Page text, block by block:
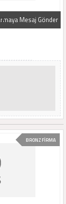
Mesaj Gönder
BRONZ FİRMA